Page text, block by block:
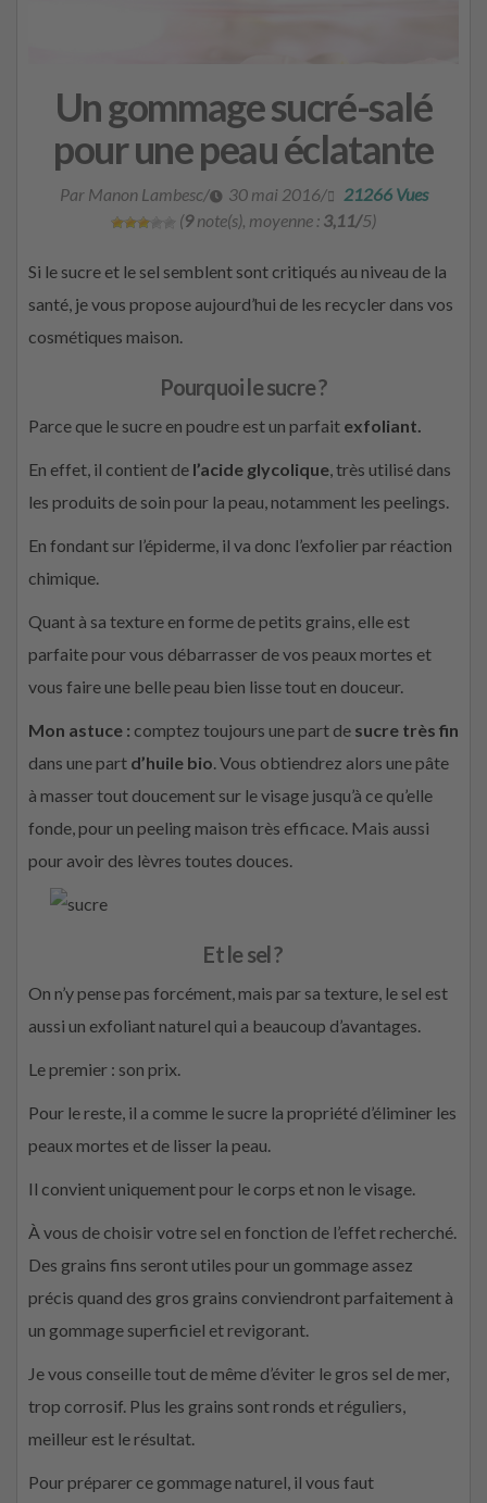
Un gommage sucré-salé
pour une peau éclatante
Par Manon Lambesc/ 30 mai 2016/
21266 Vues
(9note(s), moyenne : 3,11/5)
Si le sucre et le sel semblent sont critiqués au niveau de la
santé, je vous propose aujourd’hui de les recycler dans vos
cosmétiques maison.
Pourquoi le sucre ?
Parce que le sucre en poudre est un parfait exfoliant.
En effet, il contient de l’acide glycolique, très utilisé dans
les produits de soin pour la peau, notamment les peelings.
En fondant sur l’épiderme, il va donc l’exfolier par réaction
chimique.
Quant à sa texture en forme de petits grains, elle est
parfaite pour vous débarrasser de vos peaux mortes et
vous faire une belle peau bien lisse tout en douceur.
Mon astuce : comptez toujours une part de sucre très fin
dans une part d’huile bio. Vous obtiendrez alors une pâte
à masser tout doucement sur le visage jusqu’à ce qu’elle
fonde, pour un peeling maison très efficace. Mais aussi
pour avoir des lèvres toutes douces.
Et le sel ?
On n’y pense pas forcément, mais par sa texture, le sel est
aussi un exfoliant naturel qui a beaucoup d’avantages.
Le premier : son prix.
Pour le reste, il a comme le sucre la propriété d’éliminer les
peaux mortes et de lisser la peau.
Il convient uniquement pour le corps et non le visage.
À vous de choisir votre sel en fonction de l’effet recherché.
Des grains fins seront utiles pour un gommage assez
précis quand des gros grains conviendront parfaitement à
un gommage superficiel et revigorant.
Je vous conseille tout de même d’éviter le gros sel de mer,
trop corrosif. Plus les grains sont ronds et réguliers,
meilleur est le résultat.
Pour préparer ce gommage naturel, il vous faut